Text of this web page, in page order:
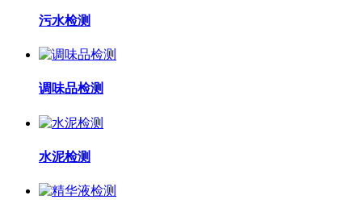
污水检测
调味品检测
水泥检测